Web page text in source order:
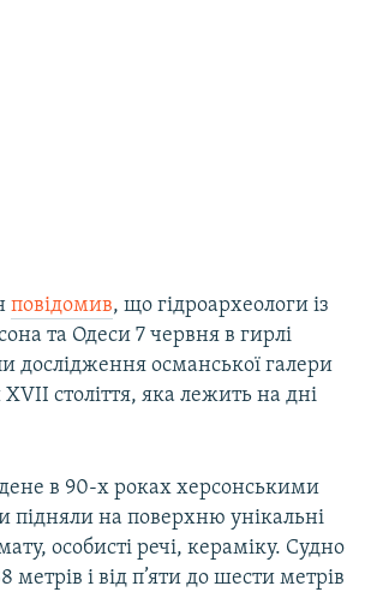
повідомив, що гідроархеологи із
та Одеси 7 червня в гирлі
дослідження османської галери
століття, яка лежить на дні
в 90-х роках херсонськими
підняли на поверхню унікальні
особисті речі, кераміку. Судно
і від п’яти до шести метрів